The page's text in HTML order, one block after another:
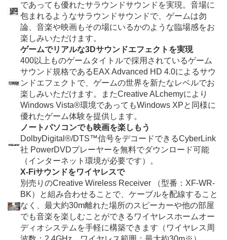
であっても優れたサラウンドサウンドを実現。音場に
包まれるようなサラウンドサウンドで、ゲームは勿
論、音楽や映画もその場にいるかのような臨場感をお
楽しみいただけます。
ゲームでリアルな3Dサウンドエフェクトを実現
400以上ものゲームタイトルで採用されているゲーム
サウンド規格であるEAX Advanced HD 4.0によるサウ
ンドエフェクトで、ゲームの世界を新たなレベルでお
楽しみいただけます。またCreative ALchemyにより
Windows Vista®環境であってもWindows XPと同様に
優れたゲーム体験を提供します。
ノートパソコンでも映画を楽しもう
DolbyDigital®/DTS™信号をデコードできるCyberLink
社 PowerDVDプレーヤーを無料でダウンロード可能
（インターネット環境が必要です）。
X-Fiサウンドをワイヤレスで
別売りのCreative Wireless Receiver （型番：XF-WR-
BK）と組み合わせることで、ケーブルを配線すること
なく、最大約30m離れた場所のスピーカーや他の部屋
でも音楽を楽しむことができるワイヤレスホームオー
ディオシステムを手軽に構築できます（ワイヤレス周